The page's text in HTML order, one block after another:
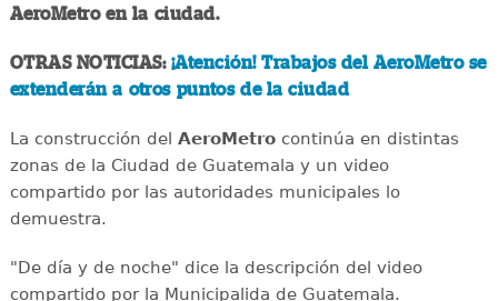
AeroMetro en la ciudad.
OTRAS NOTICIAS: ¡Atención! Trabajos del AeroMetro se
extenderán a otros puntos de la ciudad
La construcción del AeroMetrocontinúa en distintas
zonas de la Ciudad de Guatemala y un video
compartido por las autoridades municipales lo
demuestra.
"De día y de noche" dice la descripción del video
compartido por la Municipalida de Guatemala.